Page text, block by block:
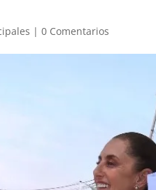
| 0 Comentarios